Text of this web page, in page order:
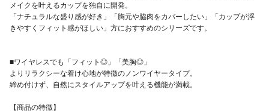
メイクを叶えるカップを独自に開発。
「ナチュラルな盛り感が好き」「胸元や脇肉をカバーしたい」「カップが浮
きやすくフィット感がほしい」方におすすめのシリーズです。
■ワイヤレスでも「フィット◎」「美胸◎」
よりリラクシーな着け心地が特徴のノンワイヤータイプ。
締め付けず、自然にスタイルアップを叶える機能が満載。
【商品の特徴】